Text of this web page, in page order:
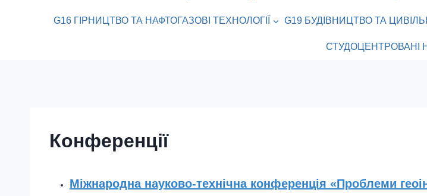
G16 ГІРНИЦТВО ТА НАФТОГАЗОВІ ТЕХНОЛОГІЇ G19 БУДІВНИЦТВО ТА
СТУДОЦЕНТРОВАНІ
Конференції
Міжнародна науково-технічна конференція «Проблеми